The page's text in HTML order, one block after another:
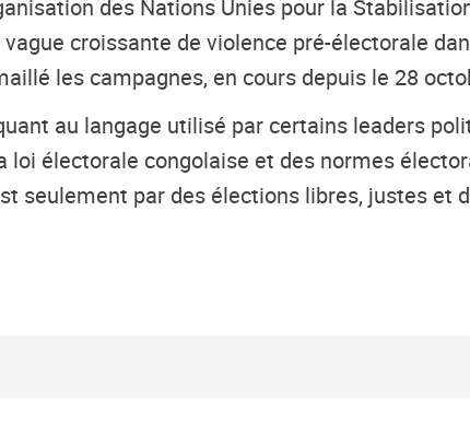
des Nations Unies pour la
croissante de violence pré-électorale
les campagnes, en cours depuis le 28
au langage utilisé par certains leaders
électorale congolaise et des normes
seulement par des élections libres, justes